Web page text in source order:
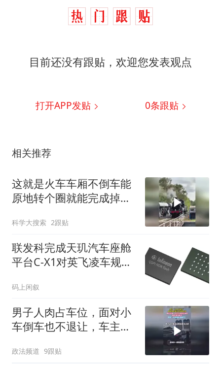
目前还没有跟贴，欢迎您发表观点
打开APP发贴 0条跟贴
相关推荐
这就是火车车厢不倒车能
原地转个圈就能完成掉头
科学大搜索 2跟贴
联发科完成天玑汽车座舱
平台C-X1对英飞凌车规级
码上闲叙
男子人肉占车位，面对小
车倒车也不退让，车主一
政法频道 9跟贴